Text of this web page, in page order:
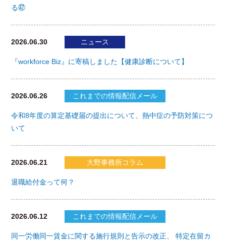
る㊼
2026.06.30 ニュース
『workforce Biz』に寄稿しました【健康診断について】
2026.06.26 これまでの情報配信メール
令和8年度の算定基礎届の提出について、熱中症の予防対策につ
いて
2026.06.21 大野事務所コラム
退職給付金って何？
2026.06.12 これまでの情報配信メール
同一労働同一賃金に関する施行規則と告示の改正、 特定在留カ